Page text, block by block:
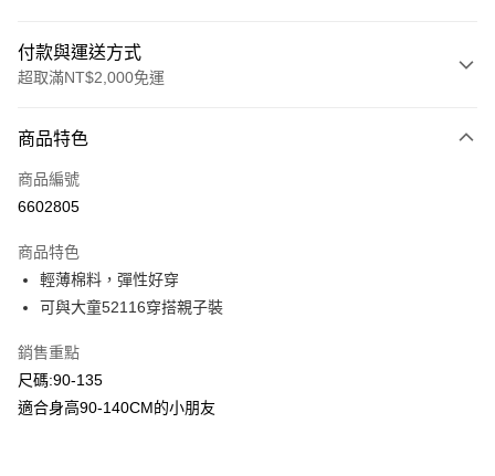
付款與運送方式
超取滿NT$2,000免運
信用卡一次付款
超商取貨付款
Apple Pay
Google Pay
ATM付款
運送方式
商品特色
商品編號
6602805
商品特色
輕薄棉料，彈性好穿
可與大童52116穿搭親子裝
銷售重點
尺碼:90-135
適合身高90-140CM的小朋友